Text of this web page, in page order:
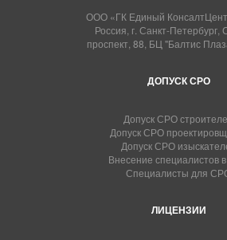
ООО «ГК Единый
Россия, г. Санкт-Петербург,
проспект, 88, БЦ "Балтис
ДОПУСК СРО
Допуск СРО
Допуск СРО
Допуск СРО
Внесение специалистов
Специалисты для
ЛИЦЕНЗИИ